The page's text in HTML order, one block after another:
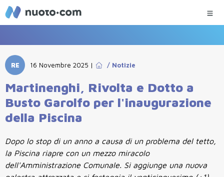
RE 16 Novembre 2025 | / Notizie
Martinenghi, Rivolta e Dotto a
Busto Garolfo per l'inaugurazione
della Piscina
Dopo lo stop di un anno a causa di un problema del tetto,
la Piscina riapre con un mezzo miracolo
dell'Amministrazione Comunale. Si aggiunge una nuova